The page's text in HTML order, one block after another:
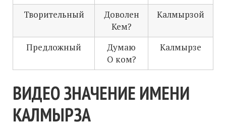
Творительный
Доволен
Кем?
Калмырзой
Предложный
Думаю
О ком?
Калмырзе
ВИДЕО ЗНАЧЕНИЕ ИМЕНИ
КАЛМЫРЗА